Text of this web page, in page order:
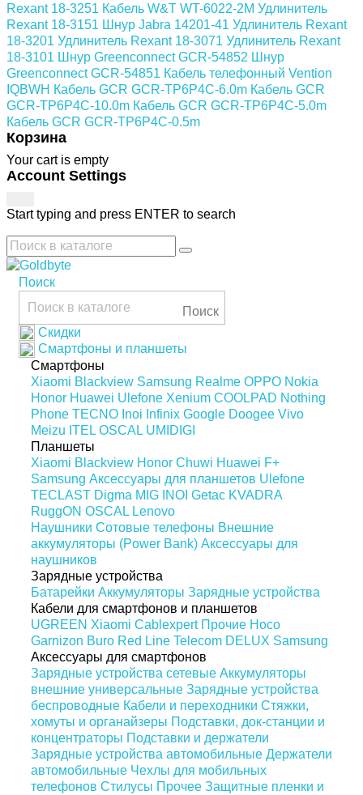
Rexant 18-3251 Кабель W&T WT-6022-2M Удлинитель
Rexant 18-3151 Шнур Jabra 14201-41 Удлинитель Rexant
18-3201 Удлинитель Rexant 18-3071 Удлинитель Rexant
18-3101 Шнур Greenconnect GCR-54852 Шнур
Greenconnect GCR-54851 Кабель телефонный Vention
IQBWH Кабель GCR GCR-TP6P4C-6.0m Кабель GCR
GCR-TP6P4C-10.0m Кабель GCR GCR-TP6P4C-5.0m
Кабель GCR GCR-TP6P4C-0.5m
Корзина
Your cart is empty
Account Settings
Start typing and press ENTER to search
Поиск
Поиск
Скидки
Смартфоны и планшеты
Смартфоны
Xiaomi Blackview Samsung Realme OPPO Nokia
Honor Huawei Ulefone Xenium COOLPAD Nothing
Phone TECNO Inoi Infinix Google Doogee Vivo
Meizu ITEL OSCAL UMIDIGI
Планшеты
Xiaomi Blackview Honor Chuwi Huawei F+
Samsung Аксессуары для планшетов Ulefone
TECLAST Digma MIG INOI Getac KVADRA
RuggON OSCAL Lenovo
Наушники Сотовые телефоны Внешние
аккумуляторы (Power Bank) Аксессуары для
наушников
Зарядные устройства
Батарейки Аккумуляторы Зарядные устройства
Кабели для смартфонов и планшетов
UGREEN Xiaomi Cablexpert Прочие Hoco
Garnizon Buro Red Line Telecom DELUX Samsung
Аксессуары для смартфонов
Зарядные устройства сетевые Аккумуляторы
внешние универсальные Зарядные устройства
беспроводные Кабели и переходники Стяжки,
хомуты и органайзеры Подставки, док-станции и
концентраторы Подставки и держатели
Зарядные устройства автомобильные Держатели
автомобильные Чехлы для мобильных
телефонов Стилусы Прочее Защитные пленки и